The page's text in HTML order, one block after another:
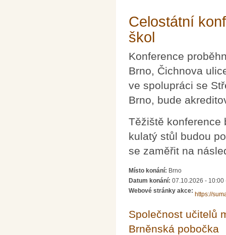
Celostátní
škol
Konference
Brno, Čichnova
ve spolupráci se
Brno, bude
Těžiště konference
kulatý stůl budou
se zaměřit na
Místo konání: Brno
Datum konání: 07.10.2026 - 10:00
Webové stránky akce:
https://
Společnost učitelů
Brněnská pobočka